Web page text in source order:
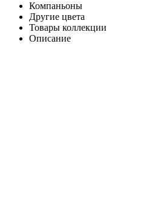
Компаньоны
Другие цвета
Товары коллекции
Описание